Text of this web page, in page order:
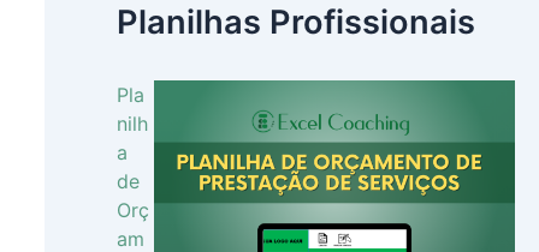
Planilhas Profissionais
Pla
nilh
a
de
Orç
am